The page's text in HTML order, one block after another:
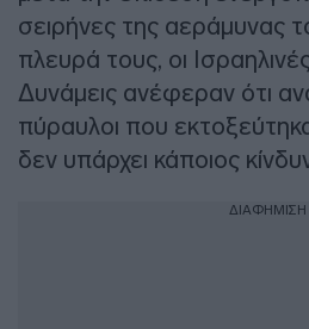
σειρήνες της αεράμυνας
πλευρά τους, οι
Δυνάμεις ανέφεραν ότι
πύραυλοι που
δεν υπάρχει κάποιος
ΔΙΑΦΗΜΙΣΗ